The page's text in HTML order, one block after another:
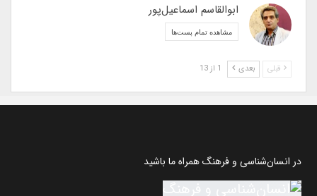
ابوالقاسم اسماعیل‌پور
مشاهده تمام پست‌ها
قبلی بعدی
در انسان‌شناسی و فرهنگ همراه ما باشید